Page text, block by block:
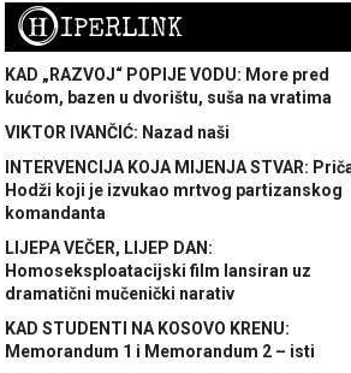
HIPERLINK
KAD „RAZVOJ“ POPIJE VODU: More pred
kućom, bazen u dvorištu, suša na vratima
VIKTOR IVANČIĆ: Nazad naši
INTERVENCIJA KOJA MIJENJA STVAR:
Hodži koji je izvukao mrtvog partizanskog
komandanta
LIJEPA VEČER, LIJEP DAN:
Homoseksploatacijski film lansiran uz
dramatični mučenički narativ
KAD STUDENTI NA KOSOVO KRENU:
Memorandum 1 i Memorandum 2 – isti